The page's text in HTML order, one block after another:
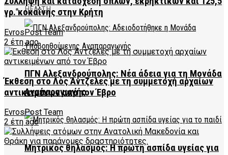
HEALTH
ΠΓΝ Αλεξανδρούπολης: Νέα άδεια για τη Μονάδα
Αναπαραγωγής
Μητρικός θηλασμός: Η πρώτη ασπίδα υγείας για
γρ. κοκαΐνης στην Κρήτη
EvrosPost Team
2 έτη ago
Έκθεση στο Λος Άντζελες με τη συμμετοχή αρχαίων
αντικειμένων από τον Έβρο
EvrosPost Team
2 έτη ago